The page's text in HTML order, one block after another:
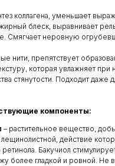
коллагена, уменьшает
блеск, выравнивает
Смягчает неровную
нити, препятствует
которая увлажняет при
стянутости. Подходит даже
компоненты:
– растительное вещество,
действие
Бакучиол
более гладкой и ровной. Не